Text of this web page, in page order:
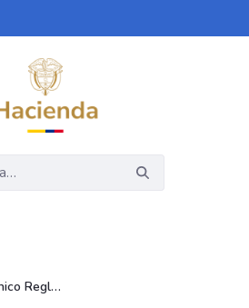
Decreto Único Reglamentario del Sector Hacienda